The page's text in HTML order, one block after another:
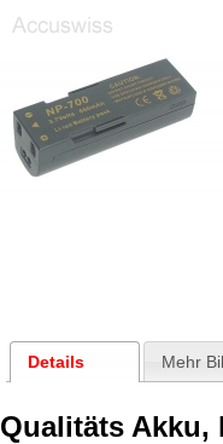
Details Mehr
Qualitäts Akku,